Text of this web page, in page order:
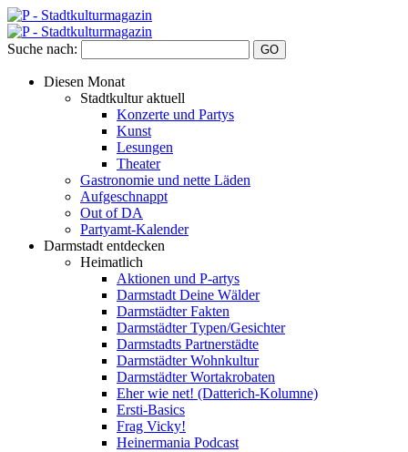
Suche nach:
Diesen Monat
Stadtkultur aktuell
Konzerte und Partys
Kunst
Lesungen
Theater
Gastronomie und nette Läden
Aufgeschnappt
Out of DA
Partyamt-Kalender
Darmstadt entdecken
Heimatlich
Aktionen und P-artys
Darmstadt Deine Wälder
Darmstädter Fakten
Darmstädter Typen/Gesichter
Darmstadts Partnerstädte
Darmstädter Wohnkultur
Darmstädter Wortakrobaten
Eher wie net! (Datterich-Kolumne)
Ersti-Basics
Frag Vicky!
Heinermania Podcast